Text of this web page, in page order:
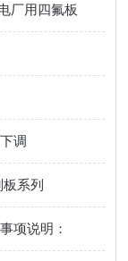
厂用四氟板
调
系列
项说明：